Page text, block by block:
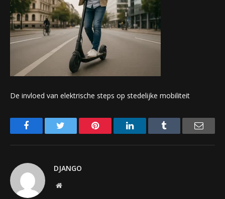
De invloed van elektrische steps op stedelijke mobiliteit
Facebook Pinterest LinkedIn Email
DJANGO
Website